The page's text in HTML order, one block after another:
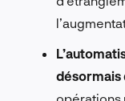
désormais
opérations